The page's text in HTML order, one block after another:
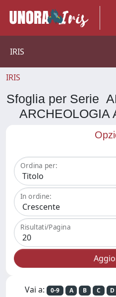
IRIS
IRIS
Sfoglia per Serie
ARCHEOLOGIA
Ordina per:
In ordine:
Risultati/Pagina
Vai a: 0-9 A B C D